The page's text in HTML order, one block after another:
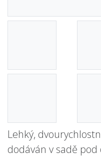
Lehký,
dodáván v sadě pod